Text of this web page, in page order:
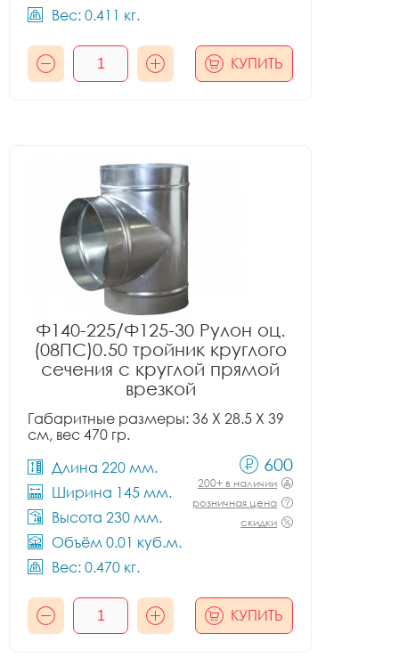
Вес: 0.411 кг.
КУПИТЬ
Ф140-225/Ф125-30 Рулон оц.
(08ПС)0.50 тройник круглого
сечения с круглой прямой
врезкой
Габаритные размеры: 36 X 28.5 X 39
см, вес 470 гр.
Длина 220 мм.
Ширина 145 мм.
Высота 230 мм.
Объём 0.01 куб.м.
Вес: 0.470 кг.
600
200+ в наличии
розничная цена
скидки
КУПИТЬ